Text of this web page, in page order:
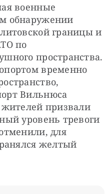
военные
обнаружении
границы и
по
пространства.
временно
Вильнюса
жителей призвали
уровень тревоги
для
желтый